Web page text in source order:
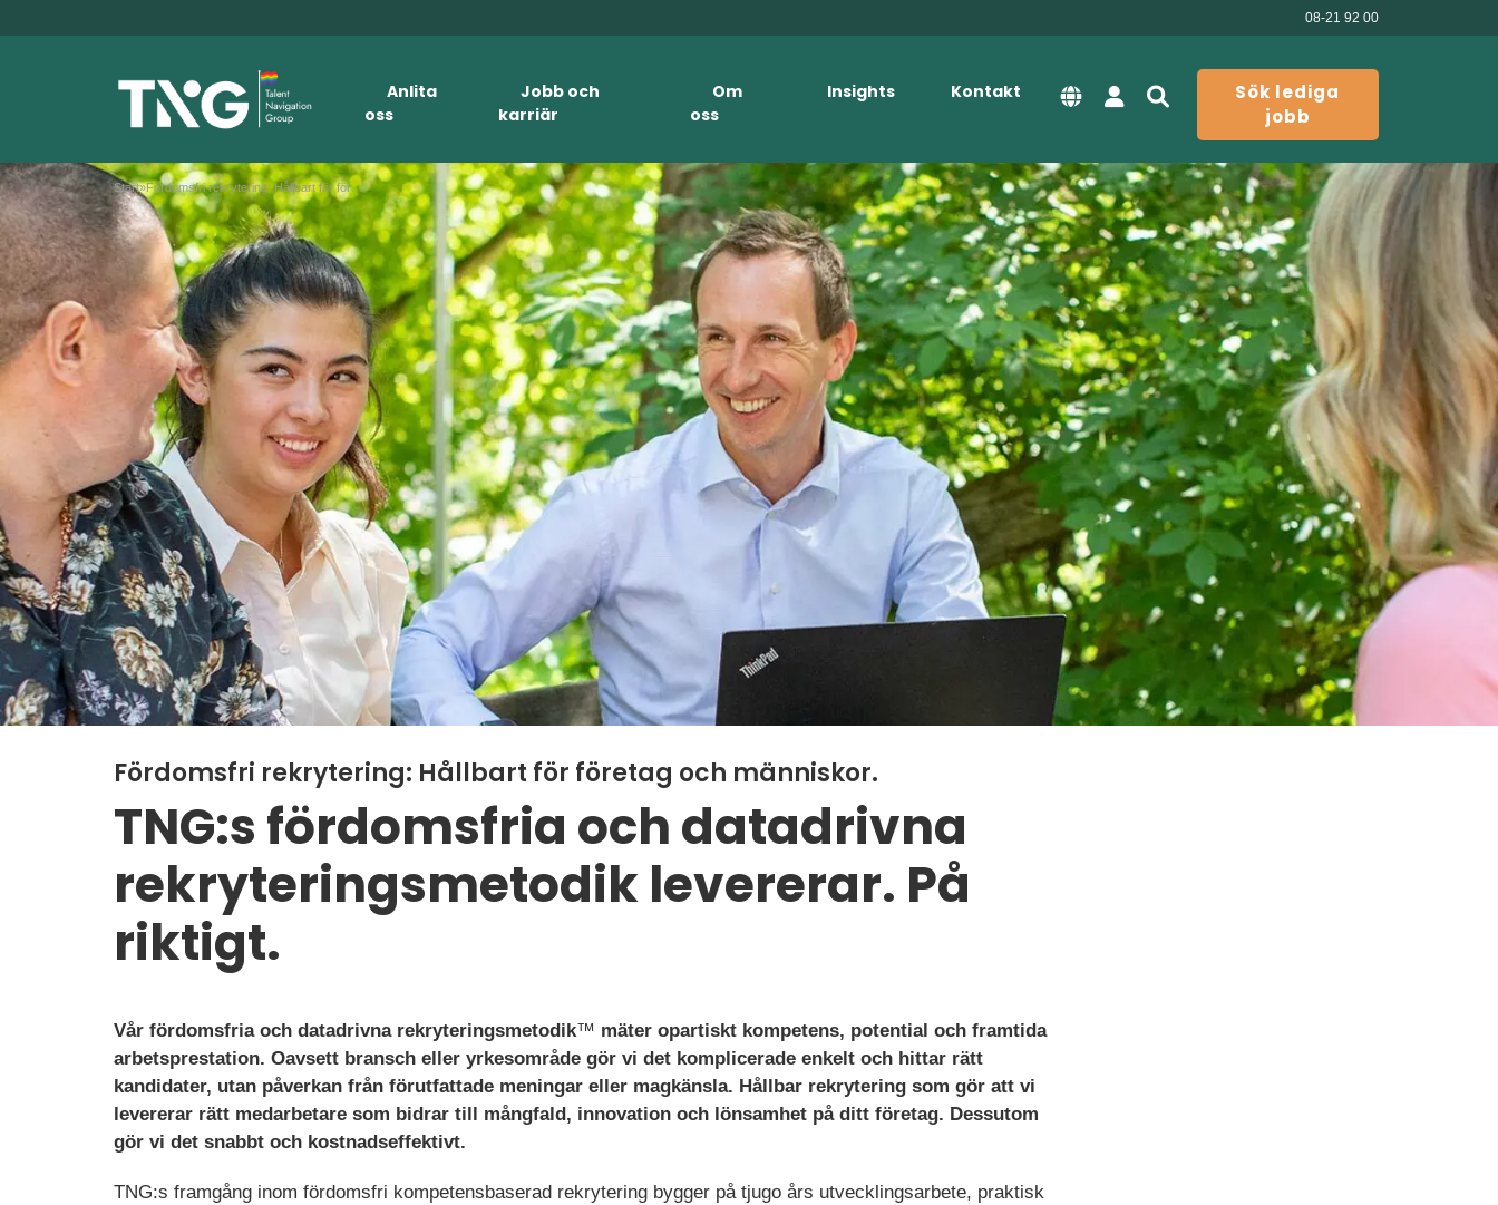
08-21 92 00
Anlita
oss
Jobb och
karriär
Om
oss
Insights Kontakt
Sök lediga
jobb
Start» Fördomsfri rekrytering: Hållbart för företag och människor.
Fördomsfri rekrytering: Hållbart för företag och människor.
TNG:s fördomsfria och datadrivna
rekryterings­metodik levererar. På
riktigt.
Vår fördomsfria och datadrivna rekryteringsmetodik™ mäter opartiskt kompetens, potential och framtida
arbetsprestation. Oavsett bransch eller yrkesområde gör vi det komplicerade enkelt och hittar rätt
kandidater, utan påverkan från förutfattade meningar eller magkänsla. Hållbar rekrytering som gör att vi
levererar rätt medarbetare som bidrar till mångfald, innovation och lönsamhet på ditt företag. Dessutom
gör vi det snabbt och kostnadseffektivt.
TNG:s framgång inom fördomsfri kompetensbaserad rekrytering bygger på tjugo års utvecklingsarbete, praktisk